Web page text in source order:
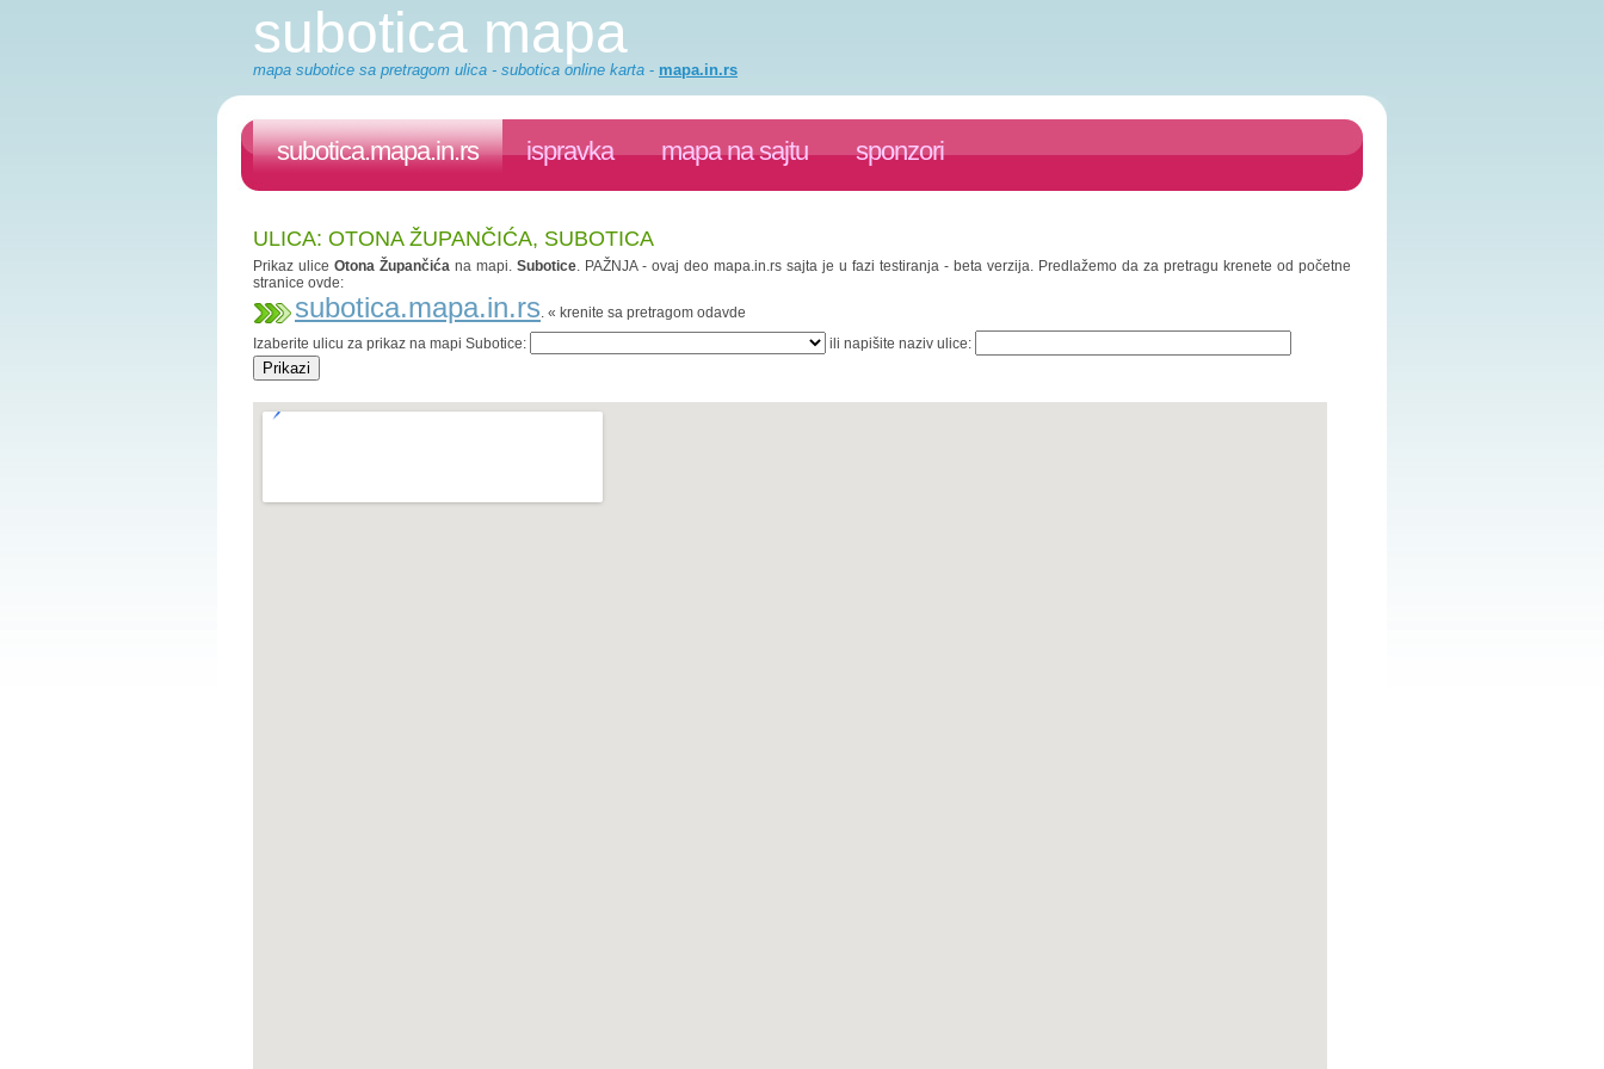
subotica mapa
mapa subotice sa pretragom ulica - subotica online karta - mapa.in.rs
subotica.mapa.in.rs ispravka mapa na sajtu sponzori
ULICA: OTONA ŽUPANČIĆA, SUBOTICA
Prikaz ulice Otona Župančića na mapi. Subotice. PAŽNJA - ovaj deo mapa.in.rs sajta je u fazi testiranja - beta verzija. Predlažemo da za pretragu krenete od početne
stranice ovde:
subotica.mapa.in.rs. « krenite sa pretragom odavde
Izaberite ulicu za prikaz na mapi Subotice:
ili napišite naziv ulice: